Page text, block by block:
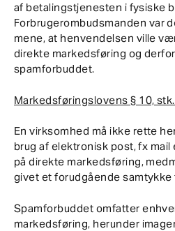
af betalingstjenesten i fysiske
Forbrugerombudsmanden var
mene, at henvendelsen ville
direkte markedsføring og
spamforbuddet.
Markedsføringslovens § 10, stk.
En virksomhed må ikke rette
brug af elektronisk post, fx mail
på direkte markedsføring,
givet et forudgående
Spamforbuddet omfatter
markedsføring, herunder